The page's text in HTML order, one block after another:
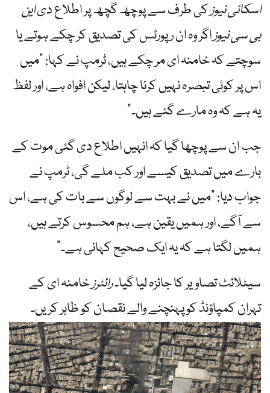
اسکائی نیوزکی طرف سے پوچھ گچھ پر اطلاع دیاین
بی سی نیوزاگر وہ ان رپورٹس کی تصدیق کر چکے ہوتے یا
سوچتے کہ خامنہ ای مر چکے ہیں، ٹرمپ نے کہا: "میں
اس پر کوئی تبصرہ نہیں کرنا چاہتا، لیکن افواہ ہے، اور لفظ
یہ ہے کہ وہ مارے گئے ہیں۔”
جب ان سے پوچھا گیا کہ انہیں اطلاع دی گئی موت کے
بارے میں تصدیق کیسے اور کب ملے گی، ٹرمپ نے
جواب دیا: "میں نے بہت سے لوگوں سے بات کی ہے، اس
سے آگے، اور ہمیں یقین ہے، ہم محسوس کرتے ہیں،
ہمیں لگتا ہے کہ یہ ایک صحیح کہانی ہے۔”
سیٹلائٹ تصاویر کا جائزہ لیا گیا۔رائٹرزخامنہ ای کے
تہران کمپاؤنڈ کو پہنچنے والے نقصان کو ظاہر کریں۔